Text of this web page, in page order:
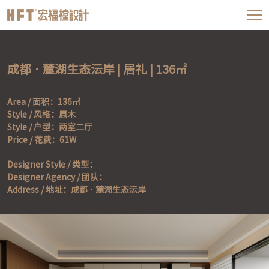
成都 · 麓湖生态沄岸 | 居礼 | 136㎡
Area / 面积：136㎡
Style / 风格：原木
Style / 户型：两室二厅
Price / 花费：61W
Designer Style / 类型：
Designer Agency / 团队：
Address / 地址：成都 · 麓湖生态沄岸